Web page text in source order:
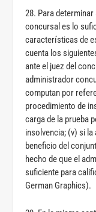
28. Para
concursal es lo
características de
cuenta los
ante el juez del
administrador
computan por
procedimiento de
carga de la prueba
insolvencia; (v) si
beneficio del
hecho de que el
suficiente para
German Graphics).